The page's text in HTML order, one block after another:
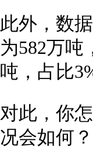
此外，数
为582万吨
吨，占比
对此，你
况会如何